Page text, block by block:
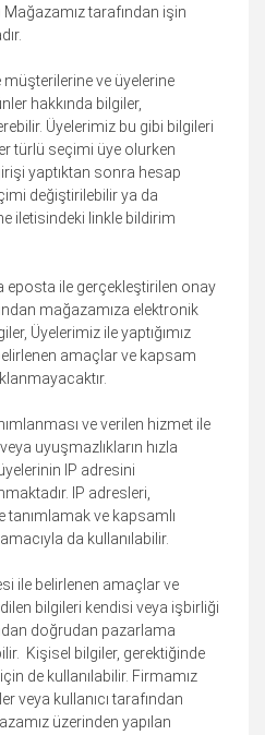
tarafından işin
müşterilerine ve üyelerine
hakkında bilgiler,
Üyelerimiz bu gibi bilgileri
türlü seçimi üye olurken
yaptıktan sonra hesap
değiştirilebilir ya da
iletisindeki linkle bildirim
eposta ile gerçekleştirilen onay
mağazamıza elektronik
Üyelerimiz ile yaptığımız
amaçlar ve kapsam
ve verilen hizmet ile
uyuşmazlıkların hızla
IP adresini
IP adresleri,
tanımlamak ve kapsamlı
da kullanılabilir.
ile belirlenen amaçlar ve
bilgileri kendisi veya işbirliği
doğrudan pazarlama
Kişisel bilgiler, gerektiğinde
de kullanılabilir. Firmamız
veya kullanıcı tarafından
üzerinden yapılan